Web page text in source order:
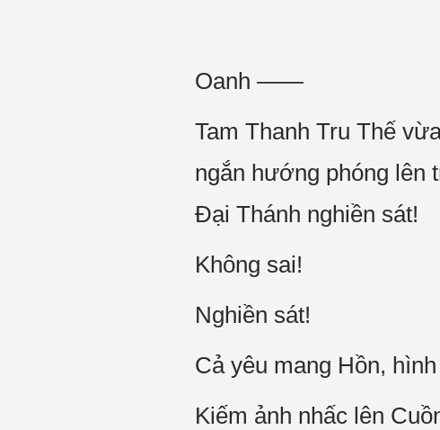
Oanh ——
Tam Thanh Tru Thế
ngắn hướng phóng lên
Đại Thánh nghiền sát!
Không sai!
Nghiền sát!
Cả yêu mang Hồn,
Kiếm ảnh nhấc lên